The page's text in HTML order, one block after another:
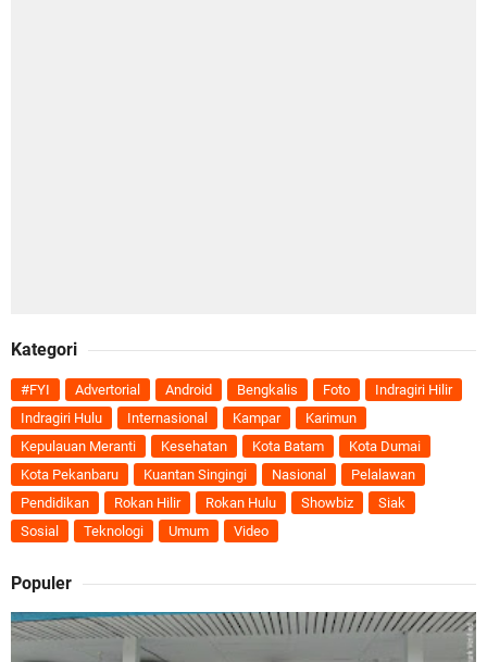
Kategori
#FYI Advertorial Android Bengkalis Foto
Indragiri Hilir
Indragiri Hulu
Internasional Kampar
Karimun
Kepulauan Meranti
Kesehatan Kota Batam
Kota Dumai
Kota Pekanbaru
Kuantan Singingi Nasional
Pelalawan
Pendidikan
Rokan Hilir Rokan Hulu Showbiz
Siak
Sosial
Teknologi Umum Video
Populer